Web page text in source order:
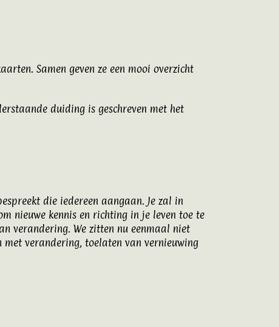
Samen geven ze een mooi overzicht
duiding is geschreven met het
die iedereen aangaan. Je zal in
nieuwe kennis en richting in je leven toe te
verandering. We zitten nu eenmaal niet
verandering, toelaten van vernieuwing